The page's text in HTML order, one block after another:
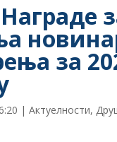
за
| Актуелности,